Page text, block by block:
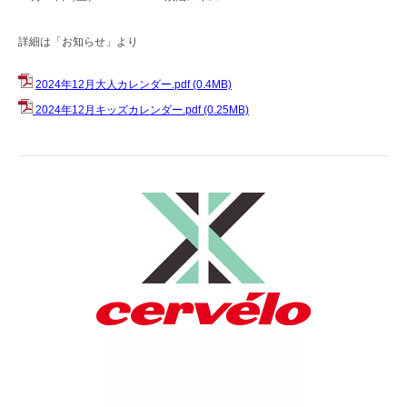
詳細は「お知らせ」より
2024年12月大人カレンダー.pdf(0.4MB)
2024年12月キッズカレンダー.pdf(0.25MB)